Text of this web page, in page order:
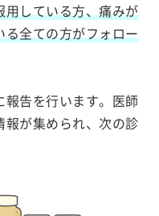
している方、痛みが
全ての方がフォロー
告を行います。医師
報が集められ、次の診